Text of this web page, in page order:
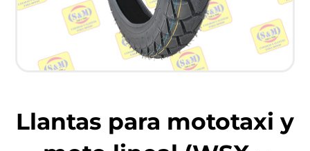
Llantas para mototaxi y